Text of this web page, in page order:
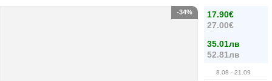
17.90€
27.00€
35.01лв
52.81лв
8.08 - 21.09
-34%